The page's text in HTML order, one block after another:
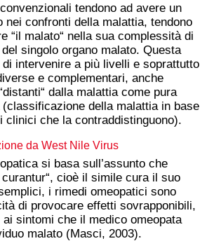
tendono ad avere un
nei confronti della malattia, tendono
“il malato“ nella sua complessità di
singolo organo malato. Questa
intervenire a più livelli e soprattutto
e complementari, anche
dalla malattia come pura
della malattia in base
clinici che la contraddistinguono).
da West Nile Virus
si basa sull’assunto che
cioè il simile cura il suo
i rimedi omeopatici sono
di provocare effetti sovrapponibili,
sintomi che il medico omeopata
malato (Masci, 2003).